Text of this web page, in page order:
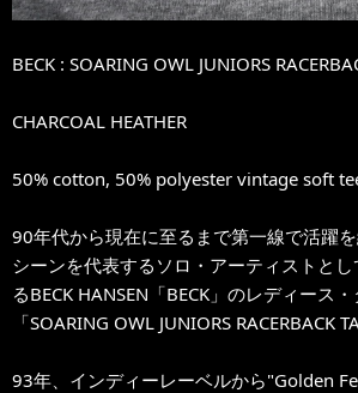
BECK : SOARING OWL JUNIORS
CHARCOAL HEATHER
50% cotton, 50% polyester vintage soft
90年代から現在に至るまで第一線で活躍
シーンを代表するソロ・アーティストと
るBECK HANSEN「BECK」のレディース
「SOARING OWL JUNIORS RACERBACK
93年、インディーレーベルから"Golden